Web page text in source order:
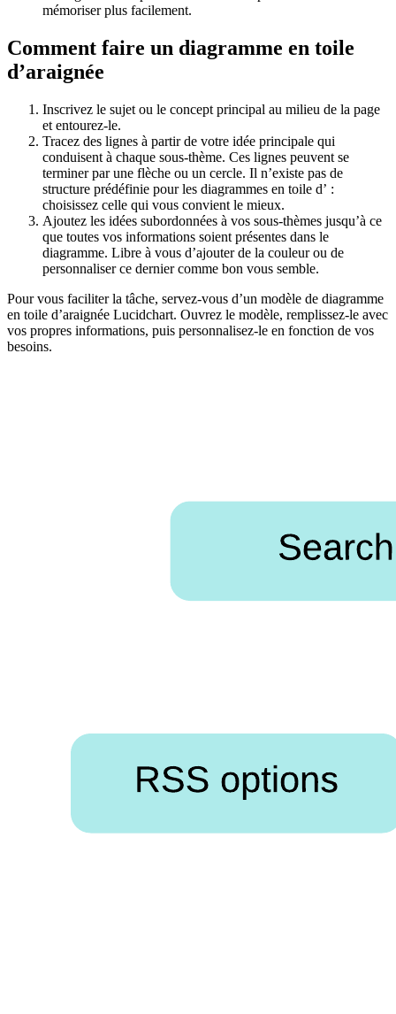
mémoriser plus facilement.
Comment faire un diagramme en toile
d’araignée
Inscrivez le sujet ou le concept principal au milieu de la page
et entourez-le.
Tracez des lignes à partir de votre idée principale qui
conduisent à chaque sous-thème. Ces lignes peuvent se
terminer par une flèche ou un cercle. Il n’existe pas de
structure prédéfinie pour les diagrammes en toile d’ :
choisissez celle qui vous convient le mieux.
Ajoutez les idées subordonnées à vos sous-thèmes jusqu’à ce
que toutes vos informations soient présentes dans le
diagramme. Libre à vous d’ajouter de la couleur ou de
personnaliser ce dernier comme bon vous semble.
Pour vous faciliter la tâche, servez-vous d’un modèle de diagramme
en toile d’araignée Lucidchart. Ouvrez le modèle, remplissez-le avec
vos propres informations, puis personnalisez-le en fonction de vos
besoins.